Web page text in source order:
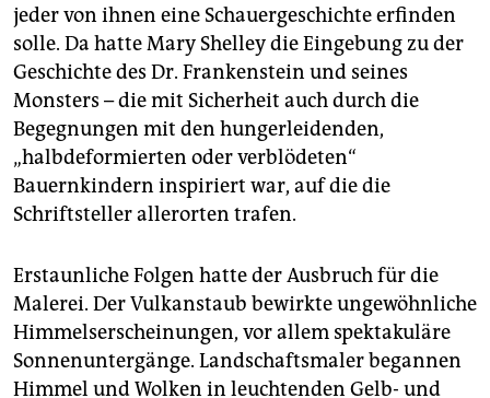
jeder von ihnen eine Schauergeschichte erfinden
solle. Da hatte Mary Shelley die Eingebung zu der
Geschichte des Dr. Frankenstein und seines
Monsters – die mit Sicherheit auch durch die
Begegnungen mit den hungerleidenden,
„halbdeformierten oder verblödeten“
Bauernkindern inspiriert war, auf die die
Schriftsteller allerorten trafen.
Erstaunliche Folgen hatte der Ausbruch für die
Malerei. Der Vulkanstaub bewirkte ungewöhnliche
Himmelserscheinungen, vor allem spektakuläre
Sonnenuntergänge. Landschaftsmaler begannen
Himmel und Wolken in leuchtenden Gelb- und